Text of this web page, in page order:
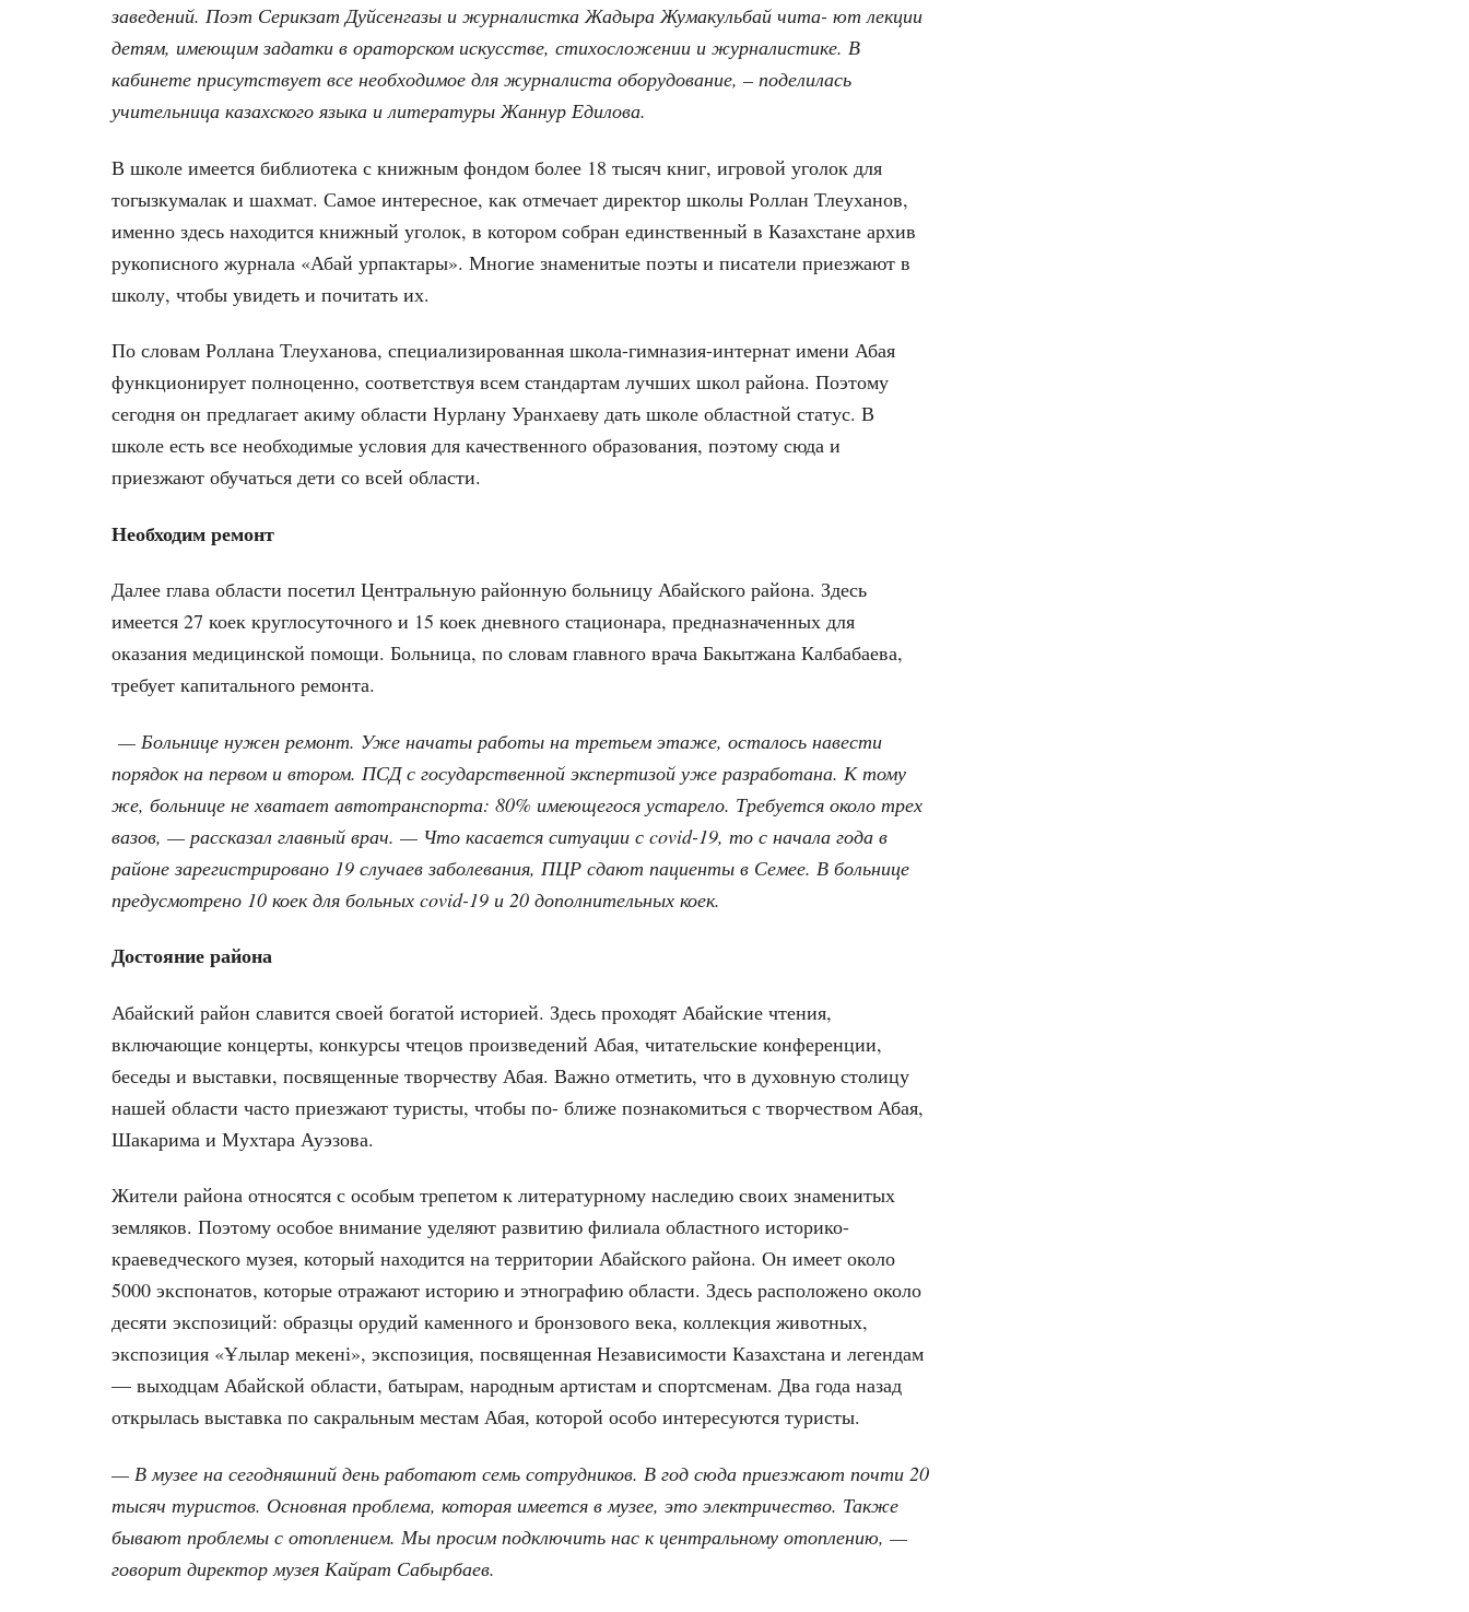
заведений. Поэт Серикзат Дуйсенгазы и журналистка Жадыра Жумакульбай чита- ют лекции
детям, имеющим задатки в ораторском искусстве, стихосложении и журналистике. В
кабинете присутствует все необходимое для журналиста оборудование, – поделилась
учительница казахского языка и литературы Жаннур Едилова.
В школе имеется библиотека с книжным фондом более 18 тысяч книг, игровой уголок для
тогызкумалак и шахмат. Самое интересное, как отмечает директор школы Роллан Тлеуханов,
именно здесь находится книжный уголок, в котором собран единственный в Казахстане архив
рукописного журнала «Абай урпактары». Многие знаменитые поэты и писатели приезжают в
школу, чтобы увидеть и почитать их.
По словам Роллана Тлеуханова, специализированная школа-гимназия-интернат имени Абая
функционирует полноценно, соответствуя всем стандартам лучших школ района. Поэтому
сегодня он предлагает акиму области Нурлану Уранхаеву дать школе областной статус. В
школе есть все необходимые условия для качественного образования, поэтому сюда и
приезжают обучаться дети со всей области.
Необходим ремонт
Далее глава области посетил Центральную районную больницу Абайского района. Здесь
имеется 27 коек круглосуточного и 15 коек дневного стационара, предназначенных для
оказания медицинской помощи. Больница, по словам главного врача Бакытжана Калбабаева,
требует капитального ремонта.
— Больнице нужен ремонт. Уже начаты работы на третьем этаже, осталось навести
порядок на первом и втором. ПСД с государственной экспертизой уже разработана. К тому
же, больнице не хватает автотранспорта: 80% имеющегося устарело. Требуется около трех
вазов, — рассказал главный врач. — Что касается ситуации с covid-19, то с начала года в
районе зарегистрировано 19 случаев заболевания, ПЦР сдают пациенты в Семее. В больнице
предусмотрено 10 коек для больных covid-19 и 20 дополнительных коек.
Достояние района
Абайский район славится своей богатой историей. Здесь проходят Абайские чтения,
включающие концерты, конкурсы чтецов произведений Абая, читательские конференции,
беседы и выставки, посвященные творчеству Абая. Важно отметить, что в духовную столицу
нашей области часто приезжают туристы, чтобы по- ближе познакомиться с творчеством Абая,
Шакарима и Мухтара Ауэзова.
Жители района относятся с особым трепетом к литературному наследию своих знаменитых
земляков. Поэтому особое внимание уделяют развитию филиала областного историко-
краеведческого музея, который находится на территории Абайского района. Он имеет около
5000 экспонатов, которые отражают историю и этнографию области. Здесь расположено около
десяти экспозиций: образцы орудий каменного и бронзового века, коллекция животных,
экспозиция «Ұлылар мекені», экспозиция, посвященная Независимости Казахстана и легендам
— выходцам Абайской области, батырам, народным артистам и спортсменам. Два года назад
открылась выставка по сакральным местам Абая, которой особо интересуются туристы.
— В музее на сегодняшний день работают семь сотрудников. В год сюда приезжают почти 20
тысяч туристов. Основная проблема, которая имеется в музее, это электричество. Также
бывают проблемы с отоплением. Мы просим подключить нас к центральному отоплению, —
говорит директор музея Кайрат Сабырбаев.